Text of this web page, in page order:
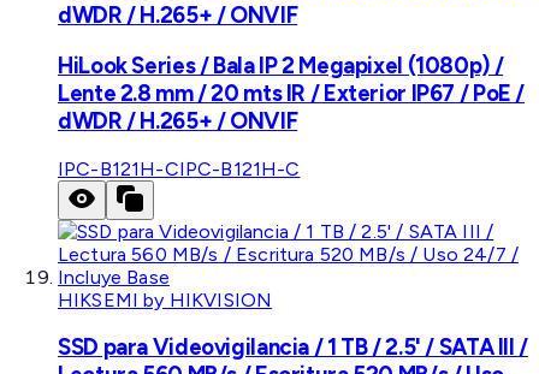
dWDR / H.265+ / ONVIF
HiLook Series / Bala IP 2 Megapixel (1080p) /
Lente 2.8 mm / 20 mts IR / Exterior IP67 / PoE /
dWDR / H.265+ / ONVIF
IPC-B121H-CIPC-B121H-C
HIKSEMI by HIKVISION
SSD para Videovigilancia / 1 TB / 2.5' / SATA III /